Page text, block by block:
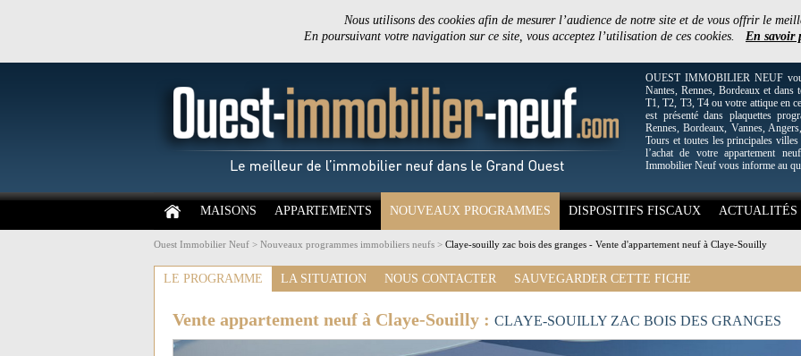
Nous utilisons des cookies afin de mesurer l’audience de notre site et de vous offrir le
En poursuivant votre navigation sur ce site, vous acceptez l’utilisation de ces cookies. En savoir
OUEST IMMOBILIER NEUF
Nantes, Rennes, Bordeaux et
T1, T2, T3, T4 ou votre attique en
est présenté dans plaquettes
Rennes, Bordeaux, Vannes,
Tours et toutes les principales
l’achat de votre appartement
Immobilier Neuf vous informe au
MAISONS APPARTEMENTS NOUVEAUX PROGRAMMES DISPOSITIFS FISCAUX ACTUALITÉS
Ouest Immobilier Neuf > Nouveaux programmes immobiliers neufs > Claye-souilly zac bois des granges - Vente d'appartement neuf à Claye-Souilly
LE PROGRAMME LA SITUATION NOUS CONTACTER SAUVEGARDER CETTE FICHE
Vente appartement neuf à Claye-Souilly : CLAYE-SOUILLY ZAC BOIS DES GRANGES